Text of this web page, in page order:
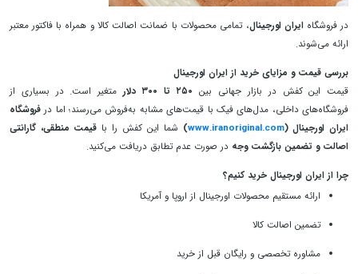
در فروشگاه ایران اورجینال، تمامی محصولات با ضمانت اصالت کالا و همراه با فاکتور معتبر
ارائه می‌شوند.
بررسی قیمت و مزایای خرید از ایران اورجینال
قیمت این کفش در بازار جهانی بین ۲۵۰ تا ۳۰۰ دلار
متغیر است. در بسیاری از
فروشگاه‌های داخلی، مدل‌های فیک با قیمت‌های مشابه به‌فروش می‌رسند؛ اما درفروشگاه
ایران اورجینال (www.iranoriginal.com
) شما این کفش را با قیمت منطقی، گارانتی
اصالت و تضمین بازگشت وجه در صورت عدم تطابق دریافت می‌کنید.
چرا از ایران اورجینال خرید کنیم؟
ارائه مستقیم محصولات اورجینال از اروپا و آمریکا
تضمین اصالت کالا
مشاوره تخصصی و رایگان قبل از خرید